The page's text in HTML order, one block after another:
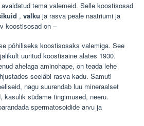
tema valemeid. Selle koostisosad
, valku ja rasva peale naatriumi ja
koostisosad on –
põhiliseks koostisosaks valemiga. See
uuritud koostisaine alates 1930.
ahelaga aminohape, on teada lehe
seeläbi rasva kadu. Samuti
nagu suurendab luu mineraalset
kasulik südame tingimused, neeru.
spermatosoidide arvu ja